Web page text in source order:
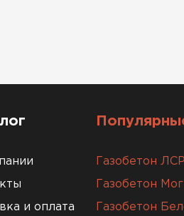
и оплата
Газобетон ЛСР
Газобетон
Газобетон